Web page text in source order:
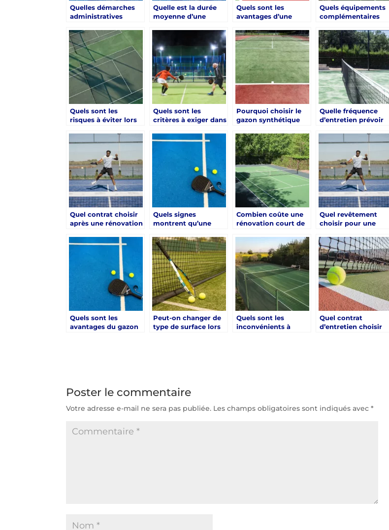
Quelles démarches
administratives
renovation court de
tennis Aix-en-
Provence ?
Quelle est la durée
moyenne d’une
Provence selon le
revêtement choisi ?
Quels sont les
avantages d’une
période hors saison à
Aix-en-Provence ?
Quels équipements
complémentaires
renovation court de
tennis Aix-en-
Provence ?
Quels sont les
risques à éviter lors
en-Provence mal
préparée ?
Quels sont les
critères à exiger dans
renovation court de
Pourquoi choisir le
gazon synthétique
court de tennis Aix-
en-Provence ?
Quelle fréquence
d’entretien prévoir
en-Provence ?
Quel contrat choisir
après une rénovation
en-Provence ?
Quels signes
montrent qu’une
tennis Aix-en-
Provence est
nécessaire ?
Combien coûte une
rénovation court de
Provence complète ?
Quel revêtement
choisir pour une
tennis Aix-en-
Provence ?
Quels sont les
avantages du gazon
Peut-on changer de
type de surface lors
Quels sont les
inconvénients à
Quel contrat
d’entretien choisir
Poster le commentaire
Votre adresse e-mail ne sera pas publiée. Les champs obligatoires sont indiqués avec*